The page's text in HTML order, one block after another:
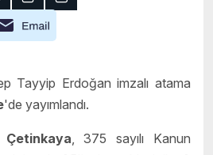
Tayyip Erdoğan imzalı atama
'de yayımlandı.
, 375 sayılı Kanun